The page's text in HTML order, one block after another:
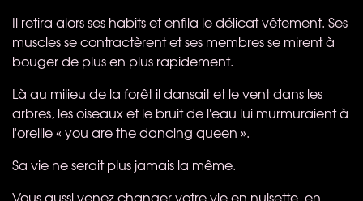
Il retira alors ses habits et enfila le délicat vêtement. Ses
muscles se contractèrent et ses membres se mirent à
bouger de plus en plus rapidement.
Là au milieu de la forêt il dansait et le vent dans les
arbres, les oiseaux et le bruit de l'eau lui murmuraient à
l'oreille « you are the dancing queen ».
Sa vie ne serait plus jamais la même.
Vous aussi venez changer votre vie en nuisette, en